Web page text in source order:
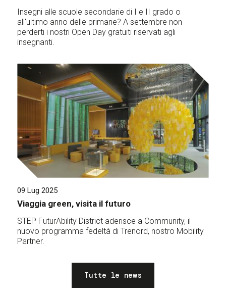
Insegni alle scuole secondarie di I e II grado o
all'ultimo anno delle primarie? A settembre non
perderti i nostri Open Day gratuiti riservati agli
insegnanti.
09 Lug 2025
Viaggia green, visita il futuro
STEP FuturAbility District aderisce a Community, il
nuovo programma fedeltà di Trenord, nostro Mobility
Partner.
Tutte le news